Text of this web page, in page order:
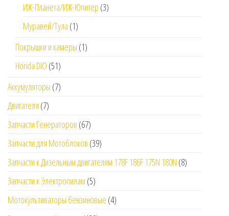
ИЖ-Планета/ИЖ-Юпитер (3)
Муравей/Тула (1)
Покрышки и камеры (1)
Honda DIO (51)
Аккумуляторы (7)
Двигателя (7)
Запчасти Генераторов (67)
Запчасти для Мотоблоков (39)
Запчасти к Дизельным двигателям 178F 186F 175N 180N (8)
Запчасти к Электропилам (5)
Мотокультиваторы бензиновые (4)